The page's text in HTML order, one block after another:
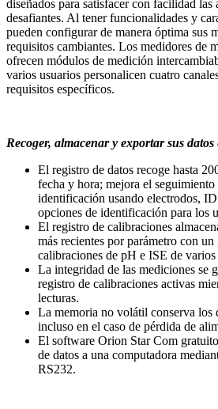
diseñados para satisfacer con facilidad las
desafiantes. Al tener funcionalidades y
pueden configurar de manera óptima sus
requisitos cambiantes. Los medidores de
ofrecen módulos de medición
varios usuarios personalicen cuatro
requisitos específicos.
Recoger, almacenar y exportar sus datos
El registro de datos recoge hasta
fecha y hora; mejora el seguimiento
identificación usando electrodos,
opciones de identificación para los
El registro de calibraciones
más recientes por parámetro con
calibraciones de pH e ISE de varios
La integridad de las mediciones se
registro de calibraciones activas
lecturas.
La memoria no volátil conserva los
incluso en el caso de pérdida de
El software Orion Star Com
de datos a una computadora
RS232.